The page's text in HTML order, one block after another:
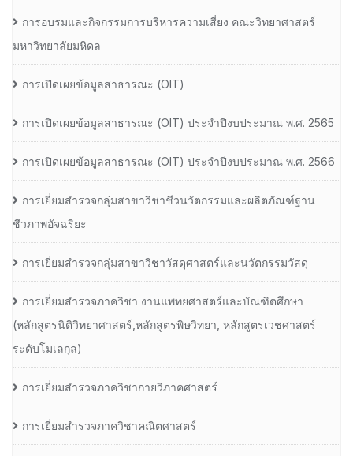
การอบรมและกิจกรรมการบริหารความเสี่ยง คณะวิทยาศาสตร์
มหาวิทยาลัยมหิดล
การเปิดเผยข้อมูลสาธารณะ (OIT)
การเปิดเผยข้อมูลสาธารณะ (OIT) ประจำปีงบประมาณ พ.ศ. 2565
การเปิดเผยข้อมูลสาธารณะ (OIT) ประจำปีงบประมาณ พ.ศ. 2566
การเยี่ยมสำรวจกลุ่มสาขาวิชาชีวนวัตกรรมและผลิตภัณฑ์ฐาน
ชีวภาพอัจฉริยะ
การเยี่ยมสำรวจกลุ่มสาขาวิชาวัสดุศาสตร์และนวัตกรรมวัสดุ
การเยี่ยมสำรวจภาควิชา งานแพทยศาสตร์และบัณฑิตศึกษา
(หลักสูตรนิติวิทยาศาสตร์,หลักสูตรพิษวิทยา, หลักสูตรเวชศาสตร์
ระดับโมเลกุล)
การเยี่ยมสำรวจภาควิชากายวิภาคศาสตร์
การเยี่ยมสำรวจภาควิชาคณิตศาสตร์